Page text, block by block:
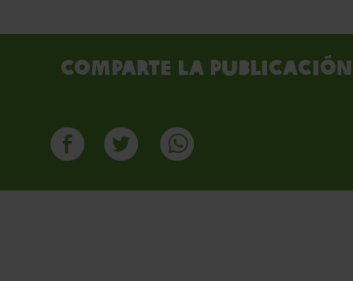
Comparte la publicación